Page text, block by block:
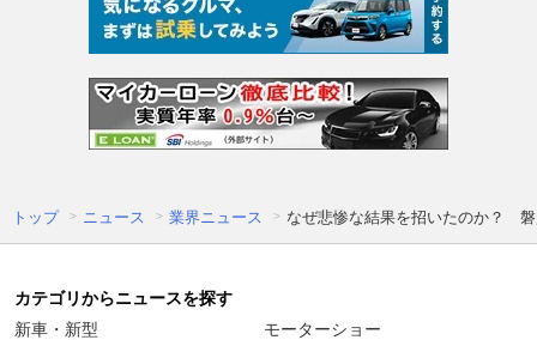
トップ ニュース 業界ニュース なぜ悲惨な結果を招いたのか？
カテゴリからニュースを探す
新車・新型
モーターショー